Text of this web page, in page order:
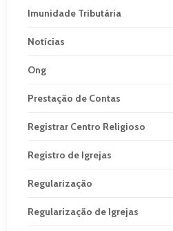
Imunidade Tributária
Notícias
Ong
Prestação de Contas
Registrar Centro Religioso
Registro de Igrejas
Regularização
Regularização de Igrejas